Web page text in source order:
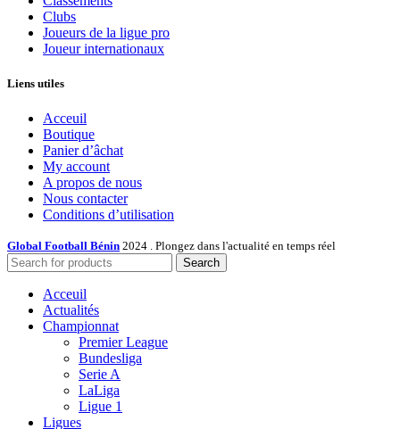
Clubs
Joueurs de la ligue pro
Joueur internationaux
Liens utiles
Acceuil
Boutique
Panier d’âchat
My account
A propos de nous
Nous contacter
Conditions d’utilisation
Global Football Bénin 2024 . Plongez dans l'actualité en temps réel
Search
Acceuil
Actualités
Championnat
Premier League
Bundesliga
Serie A
LaLiga
Ligue 1
Ligues